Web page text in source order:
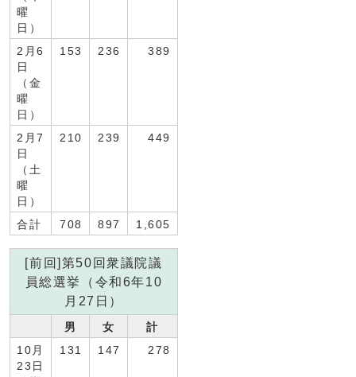
曜
日）
2月6
日
（金
曜
日）
153 236 389
2月7
日
（土
曜
日）
210 239 449
合計 708 897 1,605
[前回]第50回衆議院議
員総選挙（令和6年10
月27日）
男 女
計
10月
23日
131 147 278